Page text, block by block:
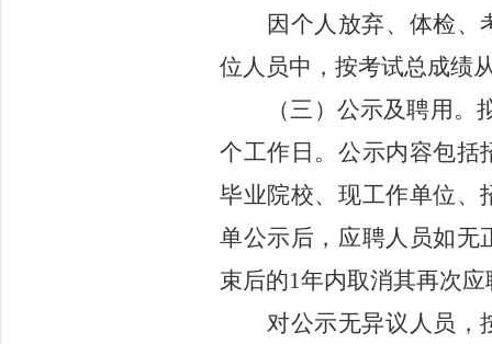
因个人放弃、 体检、
位人员中，按考试总成绩
（三 ）公示及聘用 。
个工作日。公示内容包括
毕业院校、现工作单位、
单公示后，应聘人员如无
束后的1年内取消其再次
对公示无异议人员，